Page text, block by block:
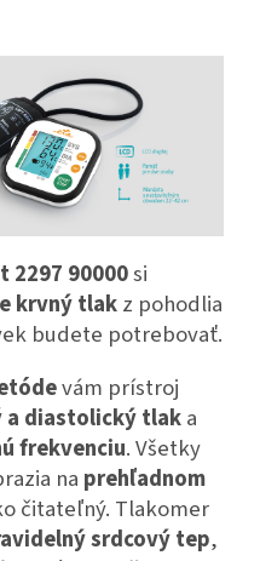
2297 90000si
krvný tlakz pohodlia
budete potrebovať.
vám prístroj
diastolický tlaka
frekvenciu. Všetky
na prehľadnom
čitateľný. Tlakomer
srdcový tep,